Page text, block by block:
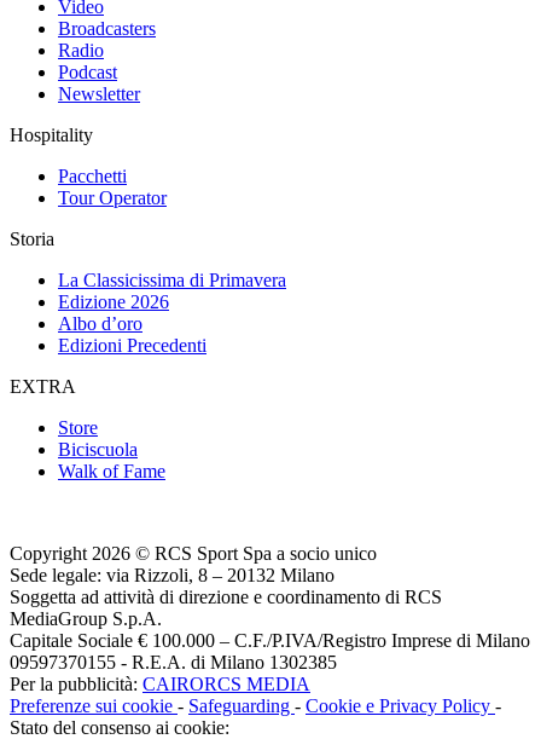
Video
Broadcasters
Radio
Podcast
Newsletter
Hospitality
Pacchetti
Tour Operator
Storia
La Classicissima di Primavera
Edizione 2026
Albo d’oro
Edizioni Precedenti
EXTRA
Store
Biciscuola
Walk of Fame
Copyright 2026 © RCS Sport Spa a socio unico
Sede legale: via Rizzoli, 8 – 20132 Milano
Soggetta ad attività di direzione e coordinamento di RCS
MediaGroup S.p.A.
Capitale Sociale € 100.000 – C.F./P.IVA/Registro Imprese di Milano
09597370155 - R.E.A. di Milano 1302385
Per la pubblicità: CAIRORCS MEDIA
Preferenze sui cookie - Safeguarding - Cookie e Privacy Policy -
Stato del consenso ai cookie: